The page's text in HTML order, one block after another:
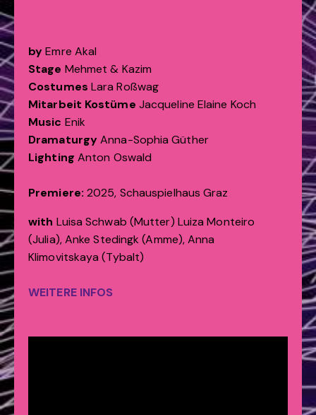
byEmre Akal
Stage Mehmet & Kazim
Costumes Lara Roßwag
Mitarbeit Kostüme Jacqueline Elaine Koch
Music Enik
DramaturgyAnna-Sophia Güther
Lighting Anton Oswald
Premiere: 2025, Schauspielhaus Graz
with Luisa Schwab (Mutter) Luiza Monteiro
(Julia), Anke Stedingk (Amme), Anna
Klimovitskaya (Tybalt)
WEITERE INFOS